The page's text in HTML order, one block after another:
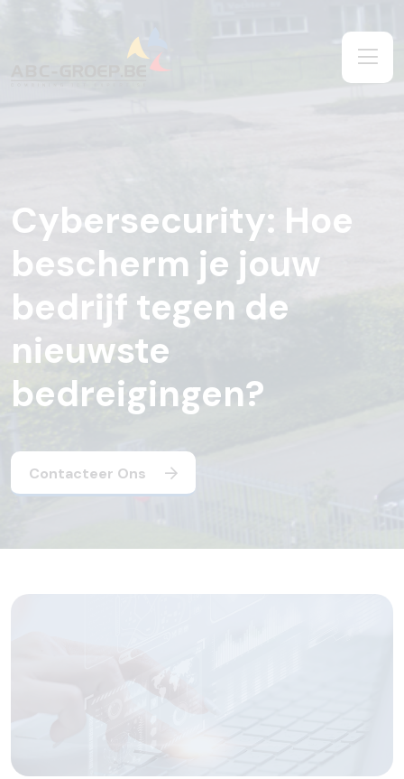
Cybersecurity: Hoe
bescherm je jouw
bedrijf tegen de
nieuwste
bedreigingen?
Contacteer Ons